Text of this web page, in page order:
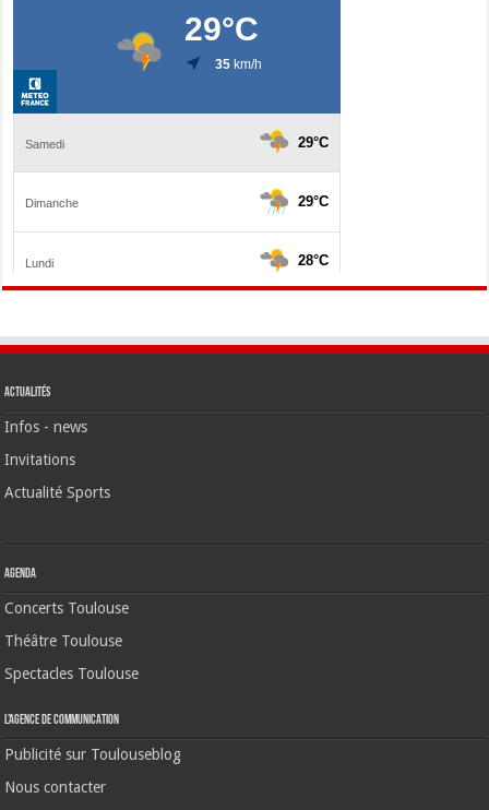
Actualités
Infos - news
Invitations
Actualité Sports
Agenda
Concerts Toulouse
Théâtre Toulouse
Spectacles Toulouse
L’agence de communication
Publicité sur Toulouseblog
Nous contacter